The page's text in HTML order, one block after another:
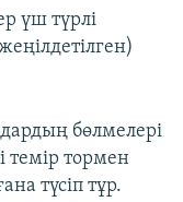
үш түрлі
бөлмелері
темір тормен
түсіп тұр.